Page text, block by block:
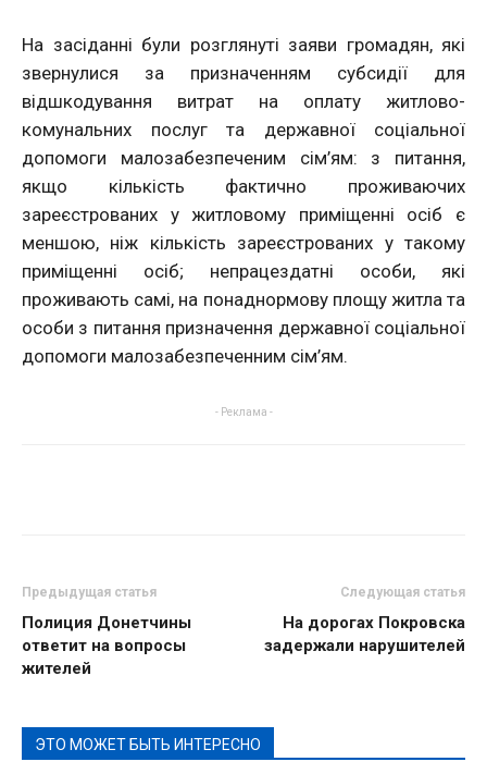
На засіданні були розглянуті заяви громадян, які
звернулися за призначенням субсидії для
відшкодування витрат на оплату житлово-
комунальних послуг та державної соціальної
допомоги малозабезпеченим сім’ям: з питання,
якщо кількість фактично проживаючих
зареєстрованих у житловому приміщенні осіб є
меншою, ніж кількість зареєстрованих у такому
приміщенні осіб; непрацездатні особи, які
проживають самі, на понаднормову площу житла та
особи з питання призначення державної соціальної
допомоги малозабезпеченним сім’ям.
- Реклама -
Предыдущая статья
Полиция Донетчины
ответит на вопросы
жителей
Следующая статья
На дорогах Покровска
задержали нарушителей
ЭТО МОЖЕТ БЫТЬ ИНТЕРЕСНО